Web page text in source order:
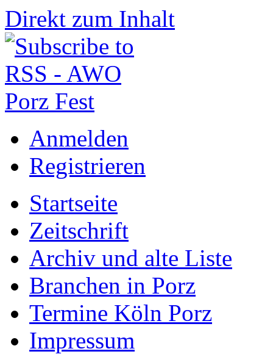
Direkt zum Inhalt
Anmelden
Registrieren
Startseite
Zeitschrift
Archiv und alte Liste
Branchen in Porz
Termine Köln Porz
Impressum